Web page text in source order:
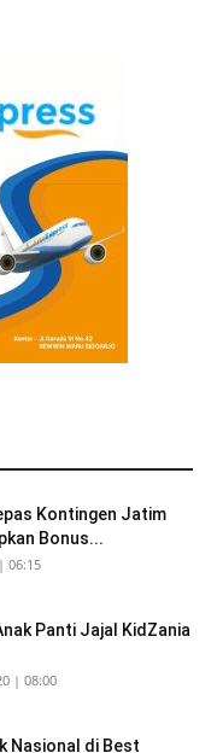
Kontingen Jatim
Bonus...
06:15
Panti Jajal KidZania
| 08:00
Nasional di Best